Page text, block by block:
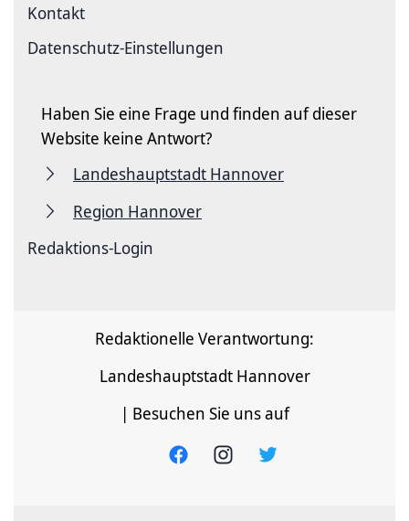
Kontakt
Datenschutz-Einstellungen
Haben Sie eine Frage und finden auf dieser
Website keine Antwort?
Landeshauptstadt Hannover
Region Hannover
Redaktions-Login
Redaktionelle Verantwortung:
Landeshauptstadt Hannover
| Besuchen Sie uns auf